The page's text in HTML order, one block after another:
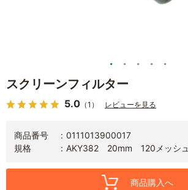
スクリーンフィルター
5.0 （1） レビューを見る
商品番号
0111013900017
規格
AKY382 20mm 120メッシュ
商品購入へ